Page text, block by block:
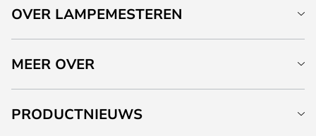
OVER LAMPEMESTEREN
MEER OVER
PRODUCTNIEUWS